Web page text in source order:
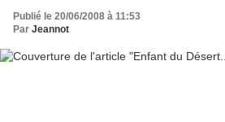
Publié le 20/06/2008 à 11:53
Par Jeannot